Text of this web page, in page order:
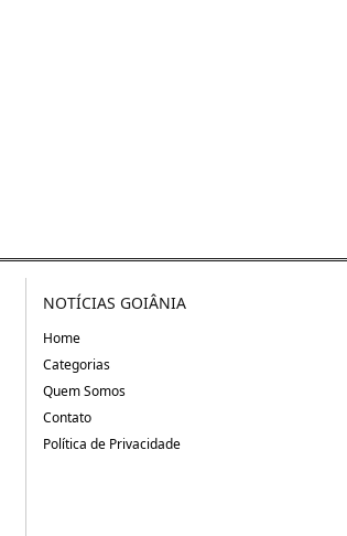
NOTÍCIAS GOIÂNIA
Home
Categorias
Quem Somos
Contato
Política de Privacidade